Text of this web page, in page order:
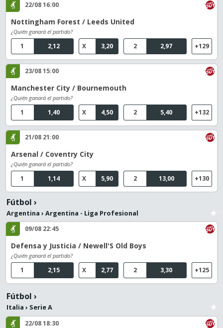
22/08 16:00
Nottingham Forest / Leeds United
¿Quién ganará el partido?
2,12
1 3,20
X 2,97
2 +129
23/08 15:00
Manchester City / Bournemouth
¿Quién ganará el partido?
1,40
1 4,50
X 5,40
2 +132
21/08 21:00
Arsenal / Coventry City
¿Quién ganará el partido?
1,14
1 5,90
X 13,00
2 +130
Fútbol ›
Argentina › Argentina - Liga Profesional
09/08 22:45
Defensa y Justicia / Newell'S Old Boys
¿Quién ganará el partido?
2,15
1 2,77
X 3,30
2 +125
Fútbol ›
Italia › Serie A
22/08 18:30